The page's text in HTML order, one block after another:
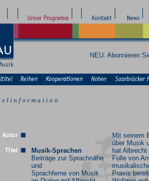
NEU: Abonnieren
e l i n f o r m a t i o n
Musik-Sprachen
Beiträge zur Sprachnähe
und
Sprachferne von Musik
Mit seinem
über Musik
hat
Fülle von
Praxis